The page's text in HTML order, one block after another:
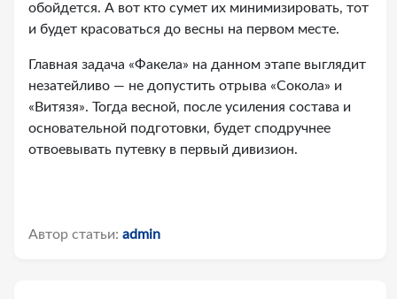
обойдется. А вот кто сумет их минимизировать, тот
и будет красоваться до весны на первом месте.
Главная задача «Факела» на данном этапе выглядит
незатейливо — не допустить отрыва «Сокола» и
«Витязя». Тогда весной, после усиления состава и
основательной подготовки, будет сподручнее
отвоевывать путевку в первый дивизион.
Автор статьи: admin